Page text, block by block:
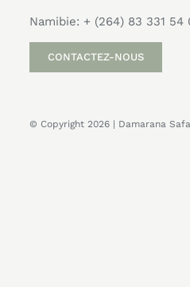
Namibie: + (264) 83 331 54
CONTACTEZ-NOUS
© Copyright 2026 | Damarana